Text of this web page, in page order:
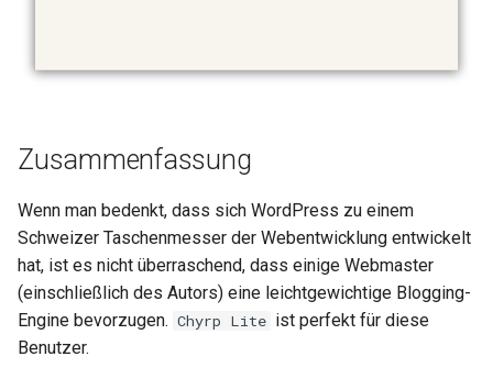
Zusammenfassung
Wenn man bedenkt, dass sich WordPress zu einem
Schweizer Taschenmesser der Webentwicklung entwickelt
hat, ist es nicht überraschend, dass einige Webmaster
(einschließlich des Autors) eine leichtgewichtige Blogging-
Engine bevorzugen. Chyrp Lite ist perfekt für diese
Benutzer.